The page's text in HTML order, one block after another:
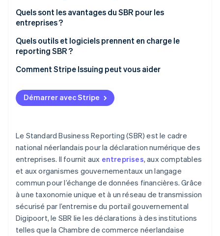
Préparer les états financiers
Choisissez le mode de soumission
Authentifier la soumission
Envoyer et confirmer
Quels sont les avantages du SBR pour les
entreprises ?
Moins de doublons et plus de précision
Délais d’exécution plus rapides
Sécurité accrue
Facilité d’utilisation
Quels outils et logiciels prennent en charge le
reporting SBR ?
Comment Stripe Issuing peut vous aider
Démarrer avec Stripe
Le Standard Business Reporting (SBR) est le cadre
national néerlandais pour la déclaration numérique des
entreprises. Il fournit aux entreprises, aux comptables
et aux organismes gouvernementaux un langage
commun pour l’échange de données financières. Grâce
à une taxonomie unique et à un réseau de transmission
sécurisé par l’entremise du portail gouvernemental
Digipoort, le SBR lie les déclarations à des institutions
telles que la Chambre de commerce néerlandaise